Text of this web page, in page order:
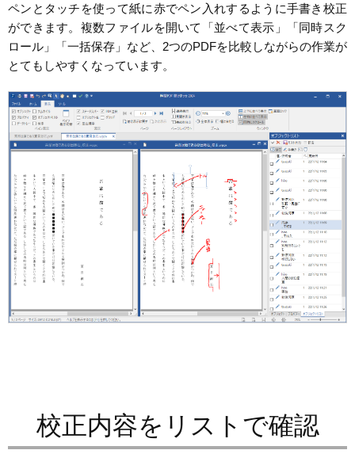
ペンとタッチを使って紙に赤でペン入れするように手書き校正
ができます。複数ファイルを開いて「並べて表示」「同時スク
ロール」「一括保存」など、2つのPDFを比較しながらの作業が
とてもしやすくなっています。
校正内容をリストで確認